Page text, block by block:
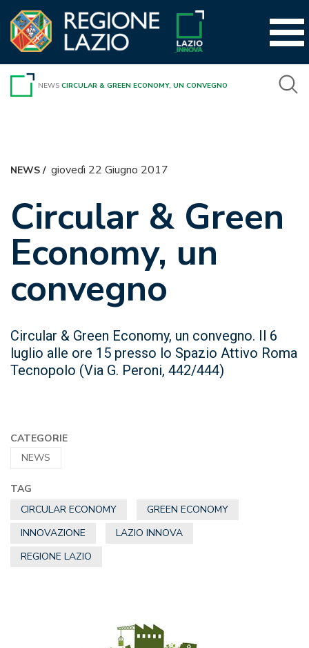
contenuto
NEWS CIRCULAR & GREEN ECONOMY, UN CONVEGNO
NEWS/ giovedì 22 Giugno 2017
Circular & Green
Economy, un
convegno
Circular & Green Economy, un convegno. Il 6
luglio alle ore 15 presso lo Spazio Attivo Roma
Tecnopolo (Via G. Peroni, 442/444)
CATEGORIE
NEWS
TAG
CIRCULAR ECONOMY
GREEN ECONOMY
INNOVAZIONE
LAZIO INNOVA
REGIONE LAZIO